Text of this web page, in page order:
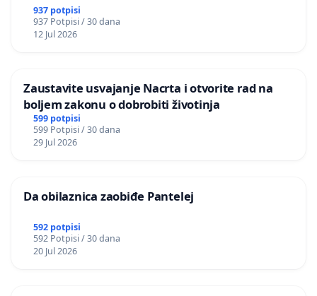
937 potpisi
937 Potpisi / 30 dana
12 Jul 2026
Zaustavite usvajanje Nacrta i otvorite rad na
boljem zakonu o dobrobiti životinja
599 potpisi
599 Potpisi / 30 dana
29 Jul 2026
Da obilaznica zaobiđe Pantelej
592 potpisi
592 Potpisi / 30 dana
20 Jul 2026